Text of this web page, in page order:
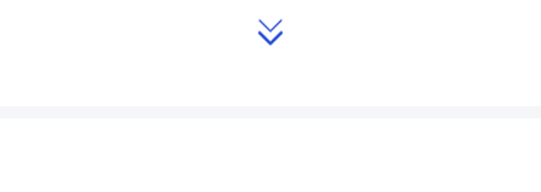
发省。随着全面二孩政策的实施，高龄
